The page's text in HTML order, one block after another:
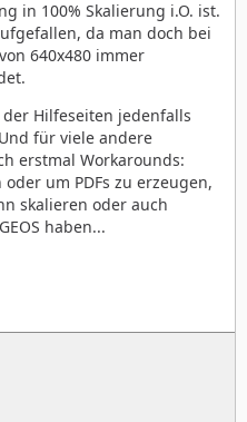
in 100% Skalierung i.O. ist.
da man doch bei
640x480 immer
Hilfeseiten jedenfalls
für viele andere
erstmal Workarounds:
um PDFs zu erzeugen,
skalieren oder auch
haben...